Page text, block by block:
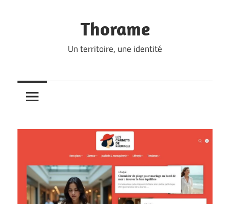
Thorame
Un territoire, une identité